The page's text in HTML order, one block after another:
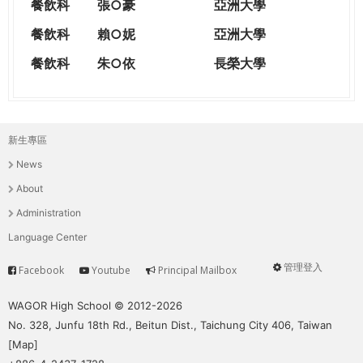
餐飲科 張○豪
亞洲大學
餐飲科
賴○妮
亞洲大學
餐飲科
朱○依 長榮大學
主
選
單
新生專區
News
About
Administration
Language Center
User
管理登入
Service
Facebook Youtube Principal Mailbox
WAGOR High School © 2012-2026
No. 328, Junfu 18th Rd., Beitun Dist., Taichung City 406, Taiwan
[Map]